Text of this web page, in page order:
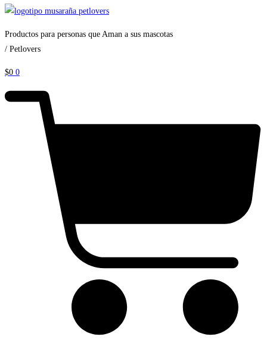
Productos para personas que Aman a sus mascotas
/ Petlovers
$0 0